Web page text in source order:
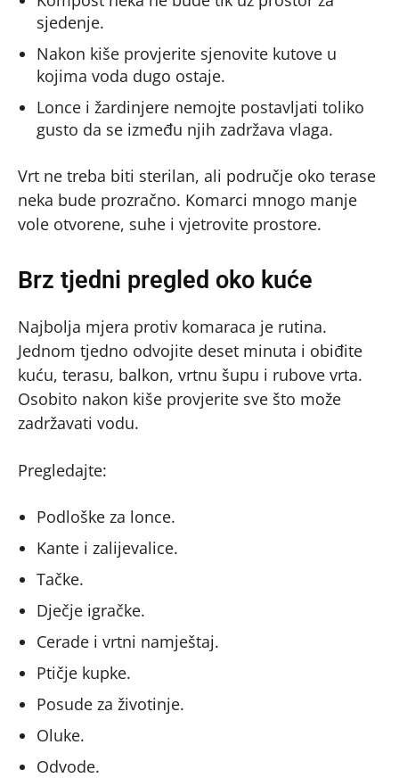
sjedenje.
Nakon kiše provjerite sjenovite kutove u
kojima voda dugo ostaje.
Lonce i žardinjere nemojte postavljati toliko
gusto da se između njih zadržava vlaga.
Vrt ne treba biti sterilan, ali područje oko terase
neka bude prozračno. Komarci mnogo manje
vole otvorene, suhe i vjetrovite prostore.
Brz tjedni pregled oko kuće
Najbolja mjera protiv komaraca je rutina.
Jednom tjedno odvojite deset minuta i obiđite
kuću, terasu, balkon, vrtnu šupu i rubove vrta.
Osobito nakon kiše provjerite sve što može
zadržavati vodu.
Pregledajte:
Podloške za lonce.
Kante i zalijevalice.
Tačke.
Dječje igračke.
Cerade i vrtni namještaj.
Ptičje kupke.
Posude za životinje.
Oluke.
Odvode.